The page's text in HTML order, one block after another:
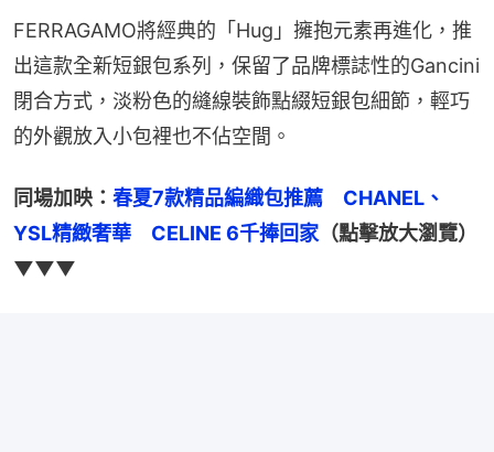
FERRAGAMO將經典的「Hug」擁抱元素再進化，推
出這款全新短銀包系列，保留了品牌標誌性的Gancini
閉合方式，淡粉色的縫線裝飾點綴短銀包細節，輕巧
的外觀放入小包裡也不佔空間。
同場加映： 春夏7款精品編織包推薦　CHANEL、
YSL精緻奢華　CELINE 6千捧回家（點擊放大瀏覽）
▼▼▼